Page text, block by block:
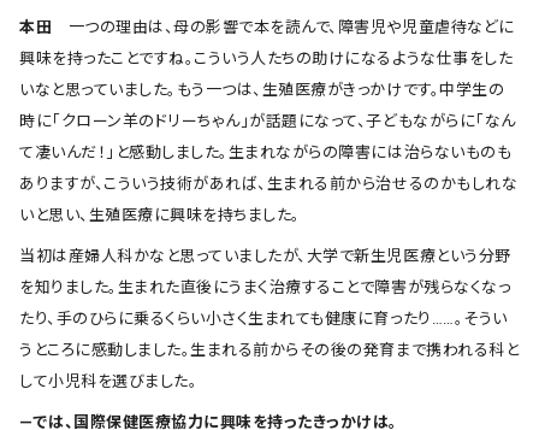
本田
一つの理由は、母の影響で本を読んで、障害児や児童虐待などに
興味を持ったことですね。こういう人たちの助けになるような仕事をした
いなと思っていました。もう一つは、生殖医療がきっかけです。中学生の
時に「クローン羊のドリーちゃん」が話題になって、子どもながらに「なん
て凄いんだ！」と感動しました。生まれながらの障害には治らないものも
ありますが、こういう技術があれば、生まれる前から治せるのかもしれな
いと思い、生殖医療に興味を持ちました。
当初は産婦人科かなと思っていましたが、大学で新生児医療という分野
を知りました。生まれた直後にうまく治療することで障害が残らなくなっ
たり、手のひらに乗るくらい小さく生まれても健康に育ったり……。そうい
うところに感動しました。生まれる前からその後の発育まで携われる科と
して小児科を選びました。
―では、国際保健医療協力に興味を持ったきっかけは。